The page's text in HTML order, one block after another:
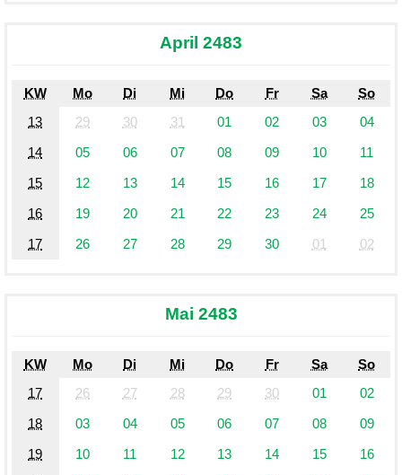
April 2483
KW Mo Di Mi Do Fr Sa
So
13
29 30 31 01 02 03
04
14
05 06 07 08 09 10
11
15
12 13 14 15 16 17
18
16
19 20 21 22 23 24
25
17
26 27 28 29 30 01 02
Mai 2483
KW Mo Di Mi Do Fr Sa
So
17
26 27 28 29 30 01
02
18
03 04 05 06 07 08
09
19
10 11 12 13 14 15
16